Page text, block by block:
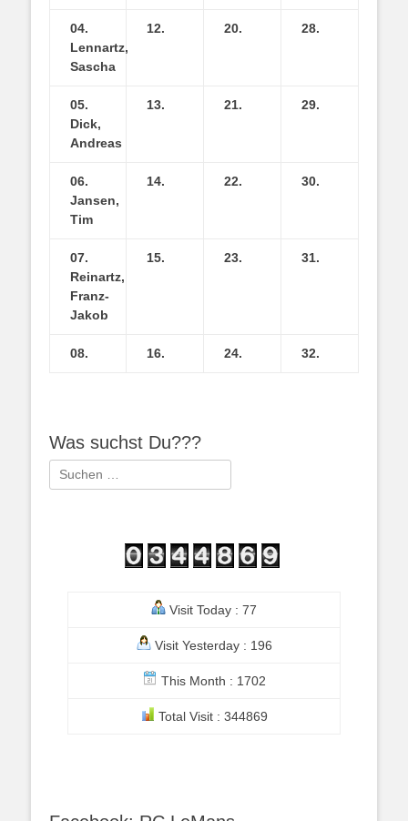
04.
Lennartz,
Sascha
12. 20. 28.
05.
Dick,
Andreas
13. 21. 29.
06.
Jansen,
Tim
14. 22. 30.
07.
Reinartz,
Franz-
Jakob
15. 23. 31.
08. 16. 24. 32.
Was suchst Du???
Suchen
nach:
Visit Today : 77
Visit Yesterday : 196
This Month : 1702
Total Visit : 344869